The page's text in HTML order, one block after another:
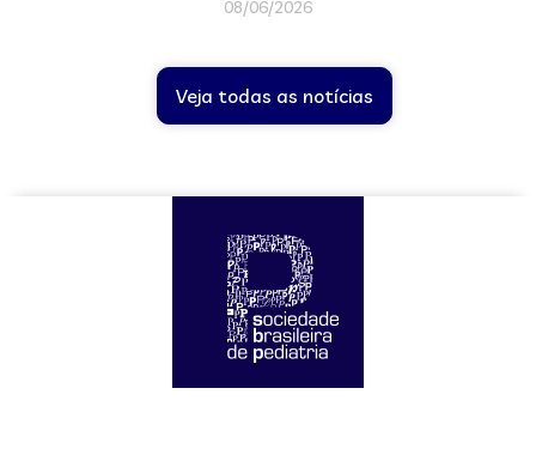
08/06/2026
Veja todas as notícias